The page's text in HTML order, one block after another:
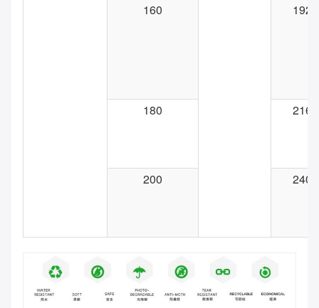
160 192
180 216
200 240